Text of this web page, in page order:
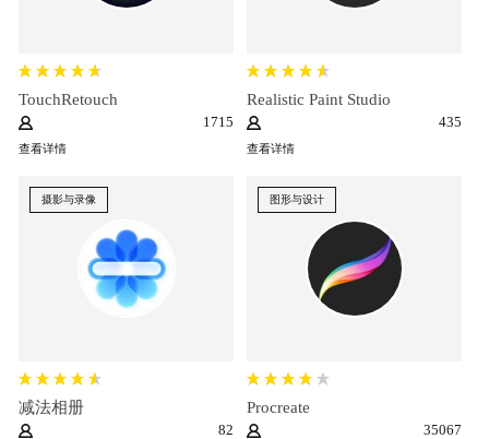
TouchRetouch
1715
查看详情
Realistic Paint Studio
435
查看详情
摄影与录像
减法相册
82
图形与设计
Procreate
35067